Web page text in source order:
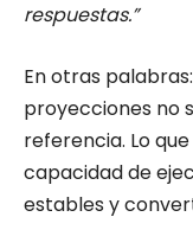
respuestas.”
En otras
proyecciones no
referencia. Lo
capacidad de
estables y